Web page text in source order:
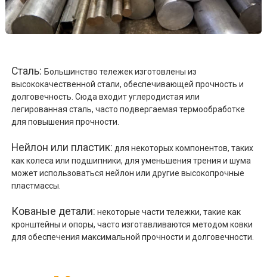
Сталь: Большинство тележек изготовлены из
высококачественной стали, обеспечивающей прочность и
долговечность. Сюда входит углеродистая или
легированная сталь, часто подвергаемая термообработке
для повышения прочности.
Нейлон или пластик: для некоторых компонентов, таких
как колеса или подшипники, для уменьшения трения и шума
может использоваться нейлон или другие высокопрочные
пластмассы.
Кованые детали: некоторые части тележки, такие как
кронштейны и опоры, часто изготавливаются методом ковки
для обеспечения максимальной прочности и долговечности.